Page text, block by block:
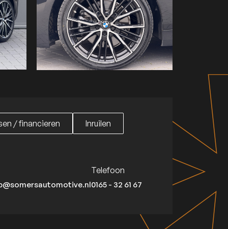
/ financieren
/ financieren
Inruilen
Inruilen
Telefoon
0165 - 32 61 67